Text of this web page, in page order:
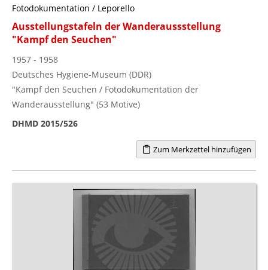
Fotodokumentation / Leporello
Ausstellungstafeln der Wanderaussstellung
"Kampf den Seuchen"
1957 - 1958
Deutsches Hygiene-Museum (DDR)
"Kampf den Seuchen / Fotodokumentation der
Wanderausstellung" (53 Motive)
DHMD 2015/526
Zum Merkzettel hinzufügen